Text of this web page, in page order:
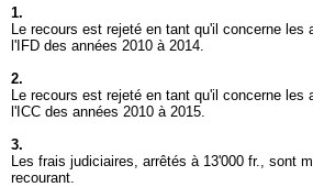
1.
Le recours est rejeté en tant qu'il concerne les
l'IFD des années 2010 à 2014.
2.
Le recours est rejeté en tant qu'il concerne les
l'ICC des années 2010 à 2015.
3.
Les frais judiciaires, arrêtés à 13'000 fr., sont
recourant.